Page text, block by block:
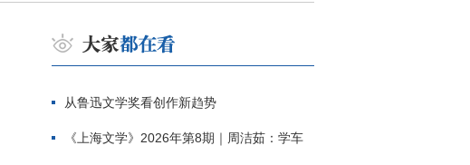
从鲁迅文学奖看创作新趋势
《上海文学》2026年第8期｜周洁茹：学车